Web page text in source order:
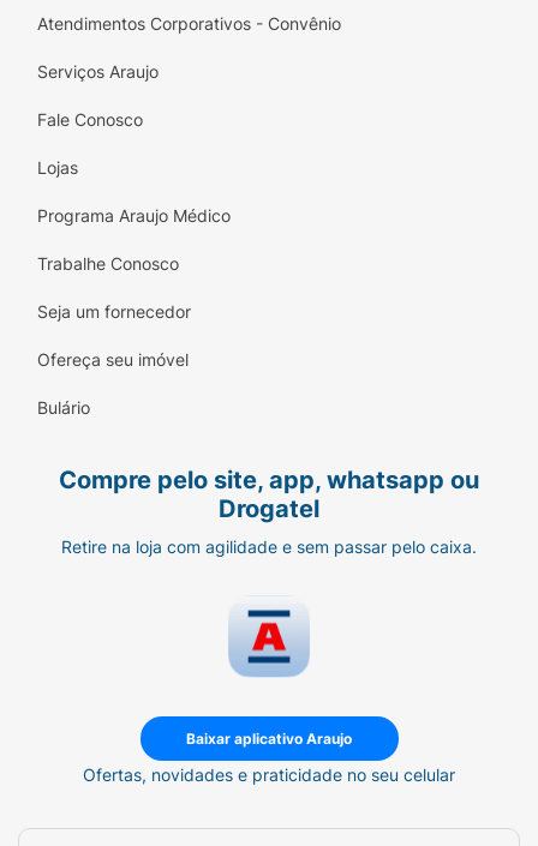
Atendimentos Corporativos - Convênio
Serviços Araujo
Fale Conosco
Lojas
Programa Araujo Médico
Trabalhe Conosco
Seja um fornecedor
Ofereça seu imóvel
Bulário
Compre pelo site, app, whatsapp ou
Drogatel
Retire na loja com agilidade e sem passar pelo caixa.
Baixar aplicativo Araujo
Ofertas, novidades e praticidade no seu celular